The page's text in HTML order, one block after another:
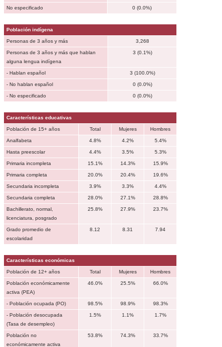
No especificado 0 (0.0%)
Población indígena
Personas de 3 años y más 3,268
Personas de 3 años y más que hablan
alguna lengua indígena
3 (0.1%)
- Hablan español 3 (100.0%)
- No hablan español 0 (0.0%)
- No especificado 0 (0.0%)
Características educativas
Población de 15+ años Total Mujeres Hombres
Analfabeta 4.8% 4.2% 5.4%
Hasta preescolar 4.4% 3.5% 5.3%
Primaria incompleta 15.1% 14.3% 15.9%
Primaria completa 20.0% 20.4% 19.6%
Secundaria incompleta 3.9% 3.3% 4.4%
Secundaria completa 28.0% 27.1% 28.8%
Bachillerato, normal,
licenciatura, posgrado
25.8% 27.9% 23.7%
Grado promedio de
escolaridad
8.12 8.31 7.94
Características económicas
Población de 12+ años Total Mujeres Hombres
Población económicamente
activa (PEA)
46.0% 25.5% 66.0%
- Población ocupada (PO) 98.5% 98.9% 98.3%
- Población desocupada
(Tasa de desempleo)
1.5% 1.1% 1.7%
Población no
económicamente activa
53.8% 74.3% 33.7%